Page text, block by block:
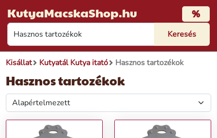
KutyaMacskaShop.hu %
Kisállat Kutyatál Kutya itató Hasznos tartozékok
Hasznos tartozékok